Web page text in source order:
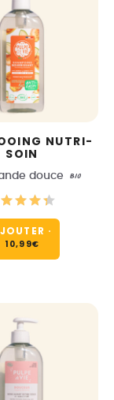
NUTRI-
SOIN
douce BIO
·
10,99€